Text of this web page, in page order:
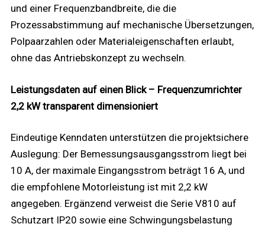
und einer Frequenzbandbreite, die die
Prozessabstimmung auf mechanische Übersetzungen,
Polpaarzahlen oder Materialeigenschaften erlaubt,
ohne das Antriebskonzept zu wechseln.
Leistungsdaten auf einen Blick – Frequenzumrichter
2,2 kW transparent dimensioniert
Eindeutige Kenndaten unterstützen die projektsichere
Auslegung: Der Bemessungsausgangsstrom liegt bei
10 A, der maximale Eingangsstrom beträgt 16 A, und
die empfohlene Motorleistung ist mit 2,2 kW
angegeben. Ergänzend verweist die Serie V810 auf
Schutzart IP20 sowie eine Schwingungsbelastung